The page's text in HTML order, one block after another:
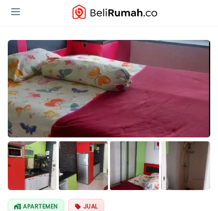
APARTEMEN JUAL